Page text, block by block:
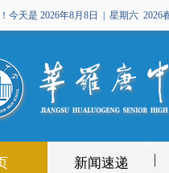
今天是 2026年8月8日 | 星期六 2026
新闻速递